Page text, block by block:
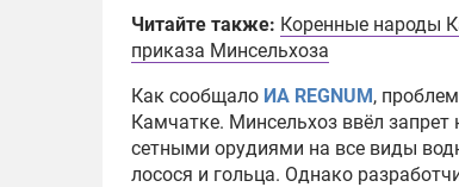
Читайте также: Коренные народы
приказа Минсельхоза
Как сообщало ИА REGNUM,
Камчатке. Минсельхоз ввёл
сетными орудиями на все виды
лосося и гольца. Однако